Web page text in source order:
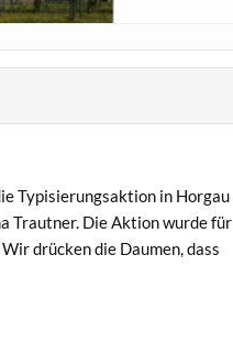
Typ­isierungsak­tion in Hor­gau
Traut­ner. Die Aktion wurde für
drück­en die Dau­men, dass